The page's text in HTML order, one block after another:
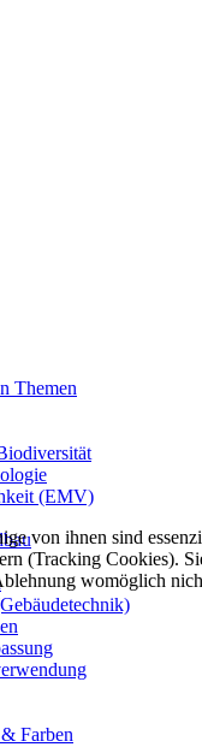
Themen
(EMV)
Farben
von ihnen sind
(Tracking Cookies).
womöglich